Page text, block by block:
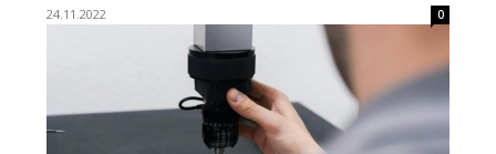
24.11.2022 0